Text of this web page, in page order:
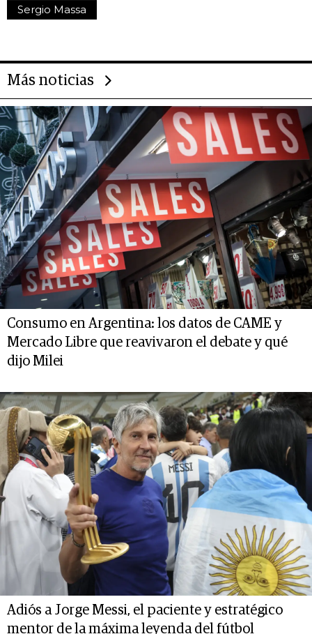
Sergio Massa
Más noticias
Consumo en Argentina: los datos de CAME y
Mercado Libre que reavivaron el debate y qué
dijo Milei
Adiós a Jorge Messi, el paciente y estratégico
mentor de la máxima leyenda del fútbol